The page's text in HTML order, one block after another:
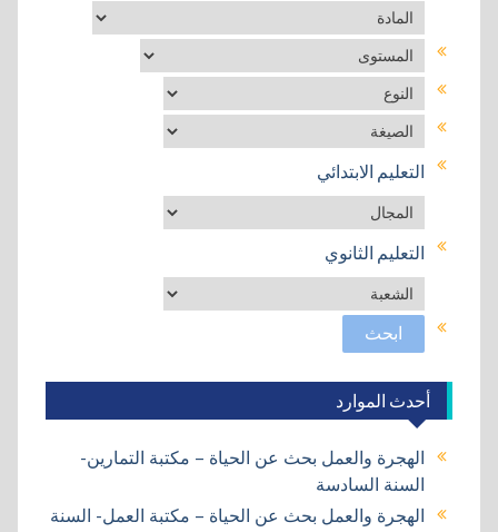
نص1
التعليم الابتدائي
التعليم الثانوي
أحدث الموارد
الهجرة والعمل بحث عن الحياة – مكتبة التمارين-
السنة السادسة
الهجرة والعمل بحث عن الحياة – مكتبة العمل- السنة